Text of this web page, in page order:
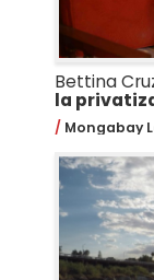
Bettina
la
Mongabay